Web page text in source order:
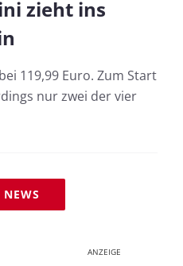
zieht ins
119,99 Euro. Zum Start
nur zwei der vier
ANZEIGE